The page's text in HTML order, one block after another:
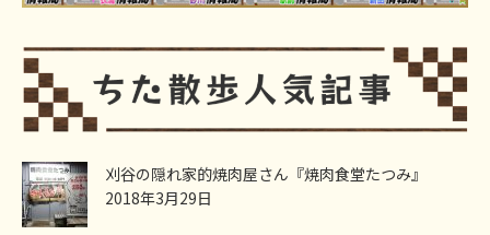
刈谷の隠れ家的焼肉屋さん『焼肉食堂たつみ』
2018年3月29日